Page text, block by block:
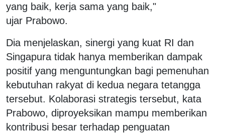
yang baik, kerja sama yang baik,"
ujar Prabowo.
Dia menjelaskan, sinergi yang kuat RI dan
Singapura tidak hanya memberikan dampak
positif yang menguntungkan bagi pemenuhan
kebutuhan rakyat di kedua negara tetangga
tersebut. Kolaborasi strategis tersebut, kata
Prabowo, diproyeksikan mampu memberikan
kontribusi besar terhadap penguatan